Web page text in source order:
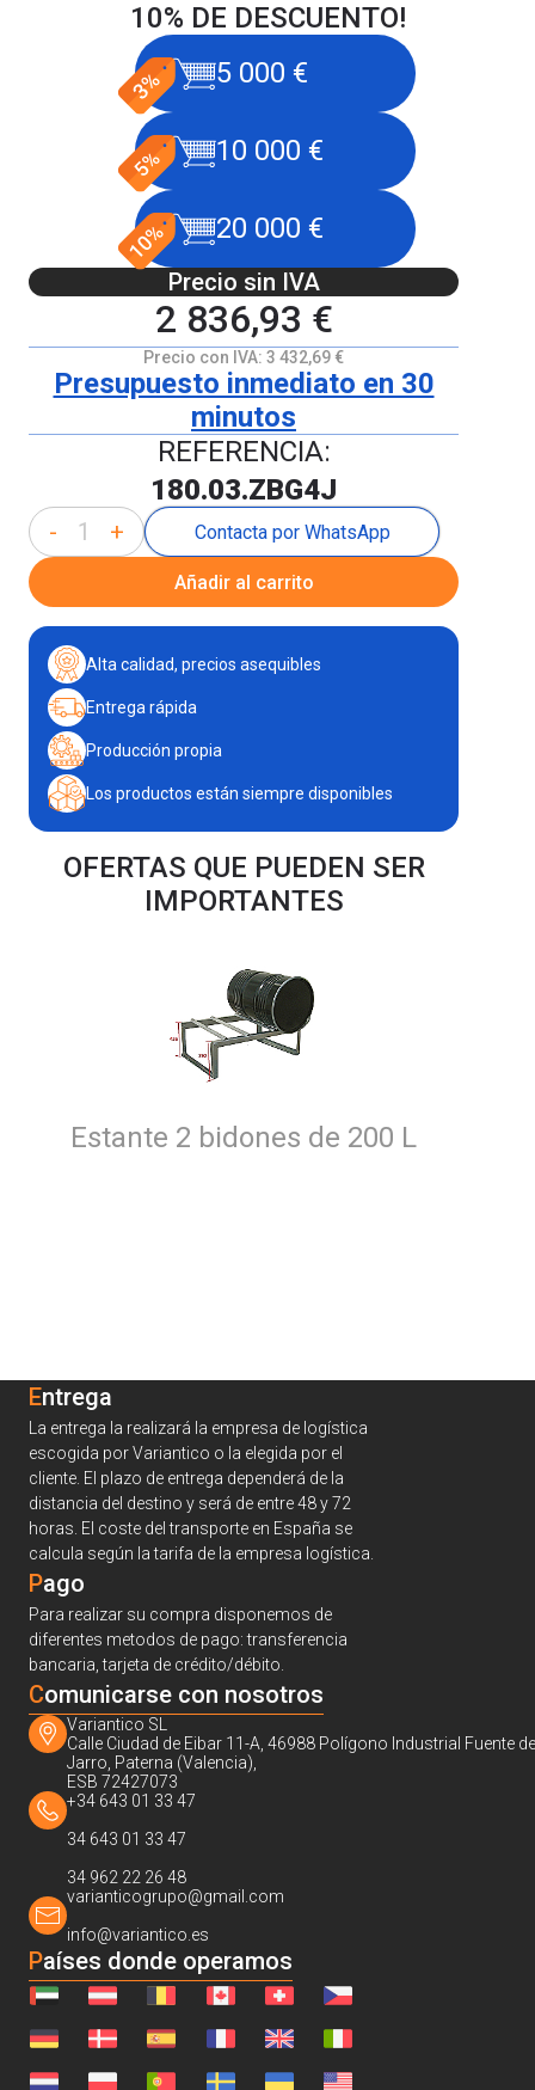
10% DE DESCUENTO!
5 000 €
10 000 €
20 000 €
Precio sin IVA
2 836,93 €
Precio con IVA: 3 432,69 €
Presupuesto inmediato en 30
minutos
REFERENCIA:
180.03.ZBG4J
- + Contacta por WhatsApp
Añadir al carrito
Alta calidad, precios asequibles
Entrega rápida
Producción propia
Los productos están siempre disponibles
OFERTAS QUE PUEDEN SER
IMPORTANTES
Estante 2 bidones de 200 L
Entrega
La entrega la realizará la empresa de logística
escogida por Variantico o la elegida por el
cliente. El plazo de entrega dependerá de la
distancia del destino y será de entre 48 y 72
horas. El coste del transporte en España se
calcula según la tarifa de la empresa logística.
Pago
Para realizar su compra disponemos de
diferentes metodos de pago: transferencia
bancaria, tarjeta de crédito/débito.
Comunicarse con nosotros
Variantico SL
Calle Ciudad de Eibar 11-A, 46988 Polígono Industrial Fuente
Jarro, Paterna (Valencia),
ESB 72427073
+34 643 01 33 47
34 643 01 33 47
34 962 22 26 48
varianticogrupo@gmail.com
info@variantico.es
Países donde operamos